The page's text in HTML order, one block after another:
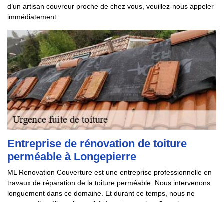
d’un artisan couvreur proche de chez vous, veuillez-nous appeler
immédiatement.
Entreprise de rénovation de toiture
perméable à Longepierre
ML Renovation Couverture est une entreprise professionnelle en
travaux de réparation de la toiture perméable. Nous intervenons
longuement dans ce domaine. Et durant ce temps, nous ne